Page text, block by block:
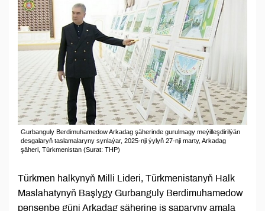
Gurbanguly Berdimuhamedow Arkadag şäherinde gurulmagy meýilleşdirilýän
desgalaryň taslamalaryny synlaýar, 2025-nji ýylyň 27-nji marty, Arkadag
şäheri, Türkmenistan (Surat: THP)
Türkmen halkynyň Milli Lideri, Türkmenistanyň Halk
Maslahatynyň Başlygy Gurbanguly Berdimuhamedow
penşenbe güni Arkadag şäherine iş saparyny amala